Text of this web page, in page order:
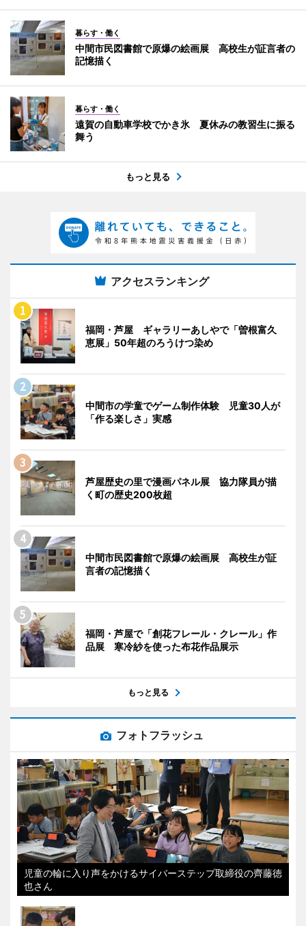
暮らす・働く
中間市民図書館で原爆の絵画展 高校生が証言者の
記憶描く
暮らす・働く
遠賀の自動車学校でかき氷 夏休みの教習生に振る
舞う
もっと見る
アクセスランキング
福岡・芦屋 ギャラリーあしやで「曽根富久
恵展」50年超のろうけつ染め
中間市の学童でゲーム制作体験 児童30人が
「作る楽しさ」実感
芦屋歴史の里で漫画パネル展 協力隊員が描
く町の歴史200枚超
中間市民図書館で原爆の絵画展 高校生が証
言者の記憶描く
福岡・芦屋で「創花フレール・クレール」作
品展 寒冷紗を使った布花作品展示
もっと見る
フォトフラッシュ
児童の輪に入り声をかけるサイバーステップ取締役の齊藤徳
也さん